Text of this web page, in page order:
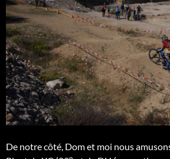
De notre côté, Dom et moi nous